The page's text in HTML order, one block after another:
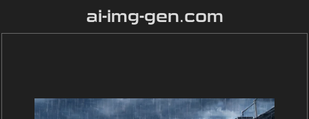
ai-img-gen.com